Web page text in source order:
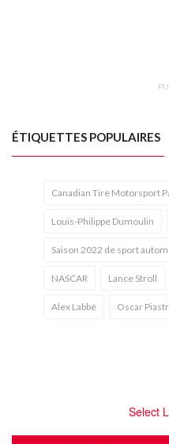
ÉTIQUETTES POPULAIRES
Canadian Tire Motorsport
Louis-Philippe Dumoulin
Saison 2022 de sport
NASCAR Lance Stroll
Alex Labbé Oscar
Select